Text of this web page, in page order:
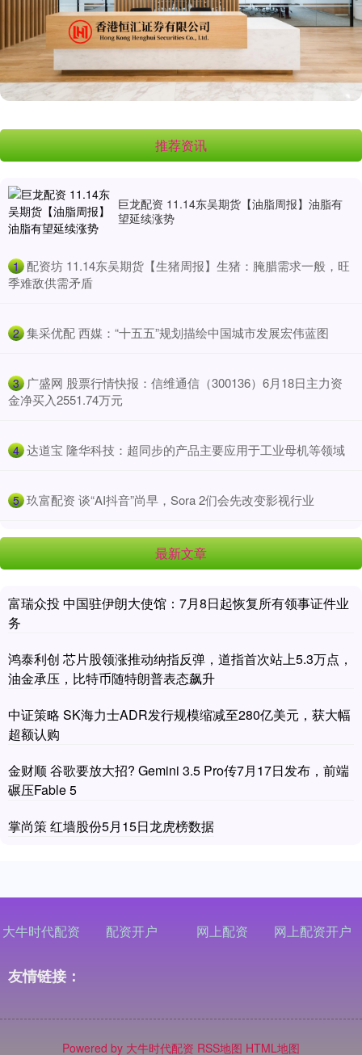
推荐资讯
巨龙配资 11.14东吴期货【油脂周报】油脂有
望延续涨势
1 ​配资坊 11.14东吴期货【生猪周报】生猪：腌腊需求一般，旺
季难敌供需矛盾
2 ​集采优配 西媒：“十五五”规划描绘中国城市发展宏伟蓝图
3 ​广盛网 股票行情快报：信维通信（300136）6月18日主力资
金净买入2551.74万元
4 ​达道宝 隆华科技：超同步的产品主要应用于工业母机等领域
5 ​玖富配资 谈“AI抖音”尚早，Sora 2们会先改变影视行业
最新文章
富瑞众投 中国驻伊朗大使馆：7月8日起恢复所有领事证件业
务
鸿泰利创 芯片股领涨推动纳指反弹，道指首次站上5.3万点，
油金承压，比特币随特朗普表态飙升
中证策略 SK海力士ADR发行规模缩减至280亿美元，获大幅
超额认购
金财顺 谷歌要放大招? Gemini 3.5 Pro传7月17日发布，前端
碾压Fable 5
掌尚策 红墙股份5月15日龙虎榜数据
大牛时代配资 配资开户 网上配资 网上配资开户
友情链接：
Powered by 大牛时代配资 RSS地图 HTML地图